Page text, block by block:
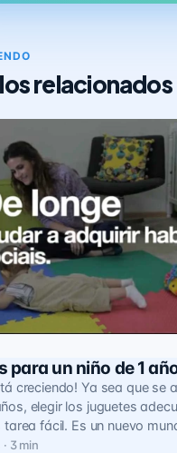
relacionados
para un niño de 1
creciendo! Ya sea que se
elegir los juguetes
tarea fácil. Es un nuevo
3 min